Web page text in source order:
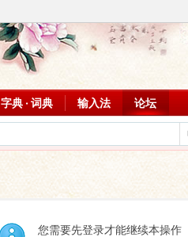
字典 · 词典 输入法 论坛
您需要先登录才能继续本操作